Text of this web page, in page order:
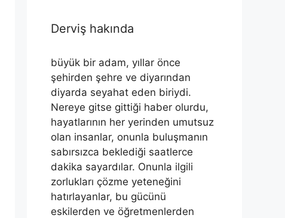
Derviş hakında
büyük bir adam, yıllar önce
şehirden şehre ve diyarından
diyarda seyahat eden biriydi.
Nereye gitse gittiği haber olurdu,
hayatlarının her yerinden umutsuz
olan insanlar, onunla buluşmanın
sabırsızca beklediği saatlerce
dakika sayardılar. Onunla ilgili
zorlukları çözme yeteneğini
hatırlayanlar, bu gücünü
eskilerden ve öğretmenlerden